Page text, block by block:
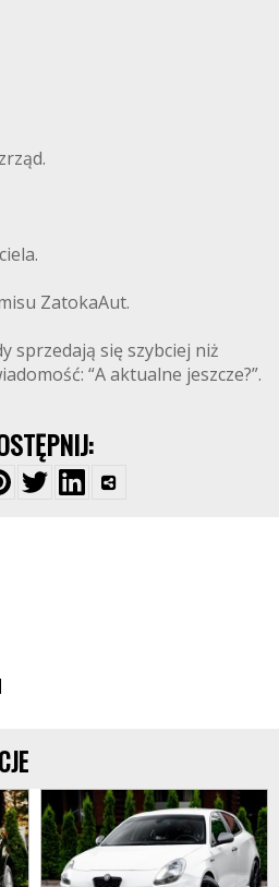
ZatokaAut.
sprzedają się szybciej niż
“A aktualne jeszcze?”.